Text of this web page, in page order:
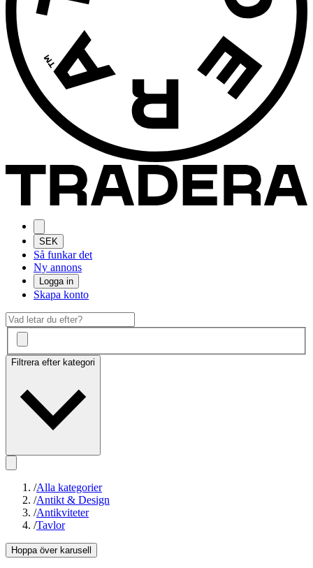
SEK
Så funkar det
Ny annons
Logga in
Skapa konto
Filtrera efter kategori
/Alla kategorier
/Antikt & Design
/Antikviteter
/Tavlor
Hoppa över karusell